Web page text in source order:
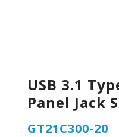
USB 3.1
Panel Jack
GT21C300-20